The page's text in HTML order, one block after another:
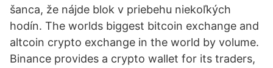
šanca, že nájde blok v priebehu niekoľkých
hodín. The worlds biggest bitcoin exchange and
altcoin crypto exchange in the world by volume.
Binance provides a crypto wallet for its traders,